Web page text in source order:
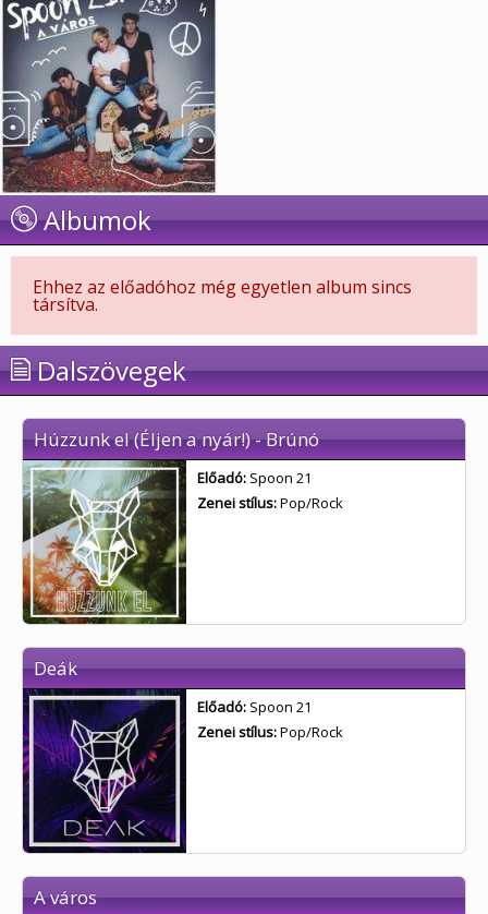
Albumok
Ehhez az előadóhoz még egyetlen album sincs
társítva.
Dalszövegek
Húzzunk el (Éljen a nyár!) - Brúnó
Előadó: Spoon 21
Zenei stílus:Pop/Rock
Deák
Előadó: Spoon 21
Zenei stílus:Pop/Rock
A város